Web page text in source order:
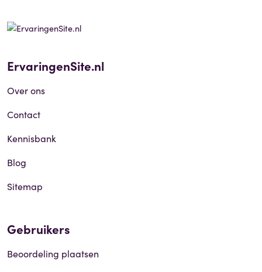
ErvaringenSite.nl
Over ons
Contact
Kennisbank
Blog
Sitemap
Gebruikers
Beoordeling plaatsen